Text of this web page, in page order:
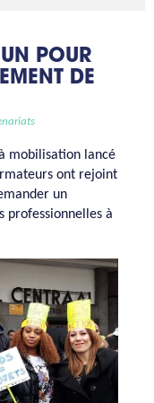
POUR
DE
mobilisation lancé
ont rejoint
un
professionnelles à